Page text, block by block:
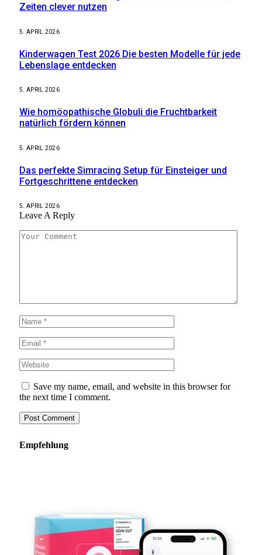
Zeiten clever nutzen
5. APRIL 2026
Kinderwagen Test 2026 Die besten Modelle für jede
Lebenslage entdecken
5. APRIL 2026
Wie homöopathische Globuli die Fruchtbarkeit
natürlich fördern können
5. APRIL 2026
Das perfekte Simracing Setup für Einsteiger und
Fortgeschrittene entdecken
5. APRIL 2026
Leave A Reply
Save my name, email, and website in this browser for
the next time I comment.
Empfehlung